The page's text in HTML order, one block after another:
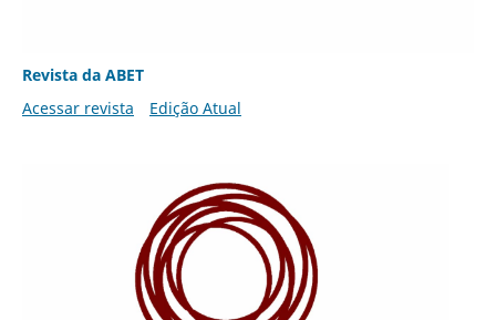
Revista da ABET
Acessar revista
Edição Atual